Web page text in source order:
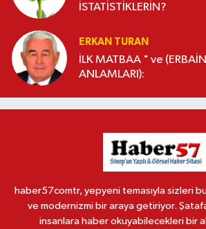
İSTATİSTİKLERİN?
ERKAN TURAN
İLK MATBAA " ve
ANLAMLARI):
haber57comtr, yepyeni temasıyla sizleri
ve modernizmi bir araya getiriyor.
insanlara haber okuyabilecekleri bir